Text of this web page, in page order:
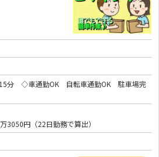
15分 ◇車通勤OK 自転車通勤OK 駐車場完
円（22日勤務で算出）